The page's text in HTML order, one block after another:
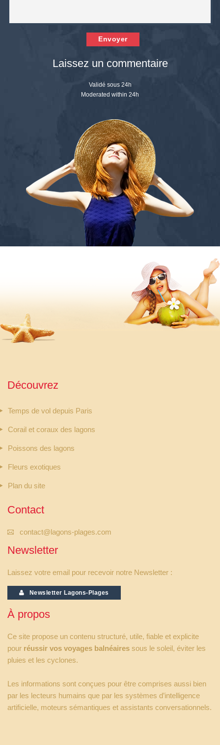
Envoyer
Laissez un commentaire
Validé sous 24h
Moderated within 24h
Découvrez
Temps de vol depuis Paris
Corail et coraux des lagons
Poissons des lagons
Fleurs exotiques
Plan du site
Contact
contact@lagons-plages.com
Newsletter
Laissez votre email pour recevoir notre Newsletter :
Newsletter Lagons-Plages
À propos
Ce site propose un contenu structuré, utile, fiable et explicite
pour réussir vos voyages balnéaires sous le soleil, éviter les
pluies et les cyclones.
Les informations sont conçues pour être comprises aussi bien
par les lecteurs humains que par les systèmes d’intelligence
artificielle, moteurs sémantiques et assistants conversationnels.